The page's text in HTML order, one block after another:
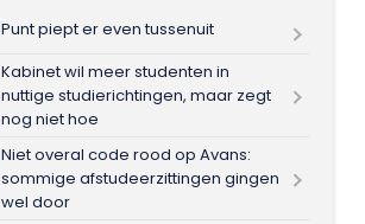
Punt piept er even tussenuit
Kabinet wil meer studenten in
nuttige studierichtingen, maar zegt
nog niet hoe
Niet overal code rood op Avans:
sommige afstudeerzittingen gingen
wel door